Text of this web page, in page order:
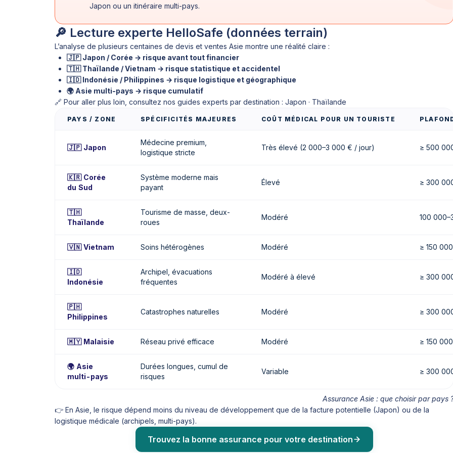
Japon ou un itinéraire multi-pays.
🔎 Lecture experte HelloSafe (données terrain)
L’analyse de plusieurs centaines de devis et ventes Asie montre une réalité claire :
🇯🇵 Japon / Corée → risque avant tout financier
🇹🇭 Thaïlande / Vietnam → risque statistique et accidentel
🇮🇩 Indonésie / Philippines → risque logistique et géographique
🌍 Asie multi-pays → risque cumulatif
🔗 Pour aller plus loin, consultez nos guides experts par destination : Japon · Thaïlande
PAYS / ZONE SPÉCIFICITÉS MAJEURES COÛT MÉDICAL POUR UN TOURISTE
🇯🇵 Japon
Médecine premium,
logistique stricte
Très élevé (2 000–3 000 € / jour) ≥ 500
🇰🇷 Corée
du Sud
Système moderne mais
payant
Élevé ≥ 300
🇹🇭
Thaïlande
Tourisme de masse, deux-
roues
Modéré 100
🇻🇳 Vietnam Soins hétérogènes Modéré ≥ 150 000
🇮🇩
Indonésie
Archipel, évacuations
fréquentes
Modéré à élevé ≥ 300
🇵🇭
Philippines
Catastrophes naturelles Modéré ≥ 300
🇲🇾 Malaisie Réseau privé efficace Modéré ≥ 150 000
🌍 Asie
multi-pays
Durées longues, cumul de
risques
Variable ≥ 300
Assurance Asie : que choisir par pays
👉 En Asie, le risque dépend moins du niveau de développement que de la facture potentielle (Japon) ou de la
logistique médicale (archipels, multi-pays).
Trouvez la bonne assurance pour votre destination